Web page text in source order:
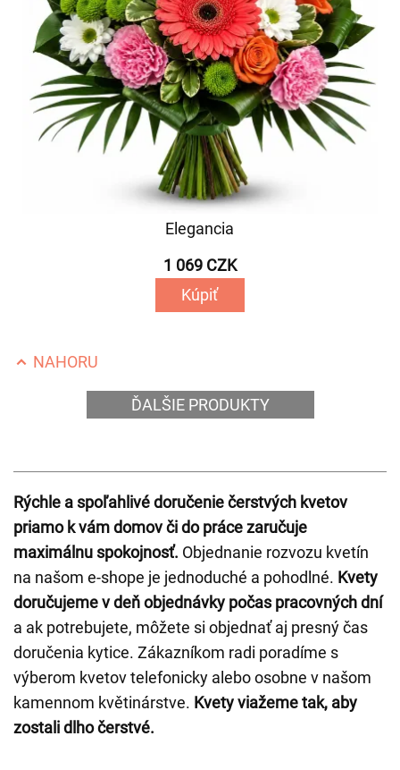
Elegancia
1 069 CZK
Kúpiť
NAHORU
ĎALŠIE PRODUKTY
Rýchle a spoľahlivé doručenie čerstvých kvetov
priamo k vám domov či do práce zaručuje
maximálnu spokojnosť. Objednanie rozvozu kvetín
na našom e-shope je jednoduché a pohodlné. Kvety
doručujeme v deň objednávky počas pracovných dní
a ak potrebujete, môžete si objednať aj presný čas
doručenia kytice. Zákazníkom radi poradíme s
výberom kvetov telefonicky alebo osobne v našom
kamennom květinárstve. Kvety viažeme tak, aby
zostali dlho čerstvé.